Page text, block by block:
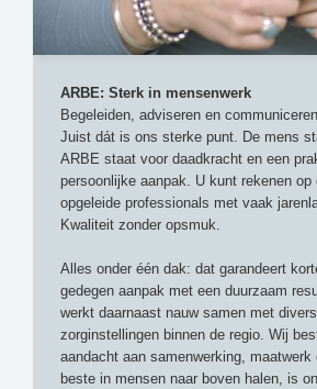
ARBE: Sterk in mensenwerk
Begeleiden, adviseren en
Juist dát is ons sterke punt. De mens
ARBE staat voor daadkracht en een
persoonlijke aanpak. U kunt rekenen op
opgeleide professionals met vaak
Kwaliteit zonder opsmuk.
Alles onder één dak: dat garandeert
gedegen aanpak met een duurzaam
werkt daarnaast nauw samen met
zorginstellingen binnen de regio. Wij
aandacht aan samenwerking,
beste in mensen naar boven halen, is